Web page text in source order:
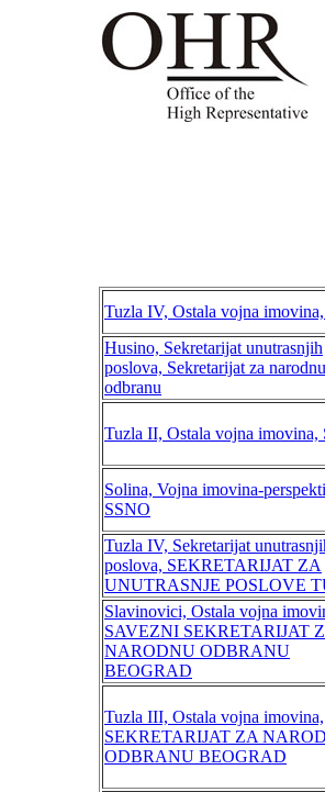
Tuzla IV, Ostala vojna
Husino, Sekretarijat unutrasnjih
poslova, Sekretarijat za narodnu
odbranu
Tuzla II, Ostala vojna imovina,
Solina, Vojna imovina-
SSNO
Tuzla IV, Sekretarijat
poslova, SEKRETARIJAT ZA
UNUTRASNJE POSLOVE
Slavinovici, Ostala vojna
SAVEZNI SEKRETARIJAT
NARODNU ODBRANU
BEOGRAD
Tuzla III, Ostala vojna imovina,
SEKRETARIJAT ZA
ODBRANU BEOGRAD